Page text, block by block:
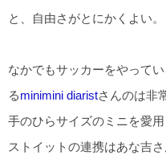
と、自由さがとにかくよい。
なかでもサッカーをやって
るminimini diaristさんのは非
手のひらサイズのミニを愛
ストイットの連携はあな吉